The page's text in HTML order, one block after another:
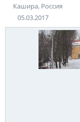
Кашира, Россия
05.03.2017